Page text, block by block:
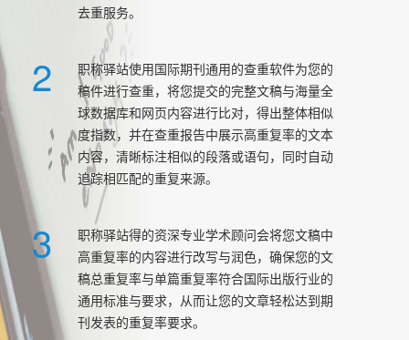
去重服务。
2
职称驿站使用国际期刊通用的查重软件为您的
稿件进行查重，将您提交的完整文稿与海量全
球数据库和网页内容进行比对，得出整体相似
度指数，并在查重报告中展示高重复率的文本
内容，清晰标注相似的段落或语句，同时自动
追踪相匹配的重复来源。
3
职称驿站得的资深专业学术顾问会将您文稿中
高重复率的内容进行改写与润色，确保您的文
稿总重复率与单篇重复率符合国际出版行业的
通用标准与要求，从而让您的文章轻松达到期
刊发表的重复率要求。